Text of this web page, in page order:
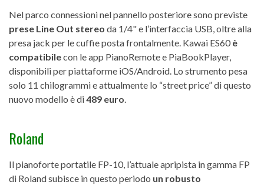
Nel parco connessioni nel pannello posteriore sono previste
prese Line Out stereo da 1/4" e l’interfaccia USB, oltre alla
presa jack per le cuffie posta frontalmente. Kawai ES60 è
compatibilecon le app PianoRemote e PiaBookPlayer,
disponibili per piattaforme iOS/Android. Lo strumento pesa
solo 11 chilogrammi e attualmente lo “street price” di questo
nuovo modello è di489 euro.
Roland
Il pianoforte portatile FP-10, l’attuale apripista in gamma FP
di Roland subisce in questo periodo un robusto